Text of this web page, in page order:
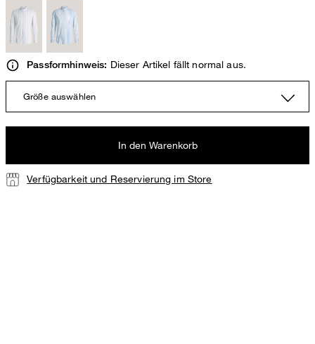
Passformhinweis: Dieser Artikel fällt normal aus.
Größe auswählen
In den Warenkorb
Verfügbarkeit und Reservierung im Store